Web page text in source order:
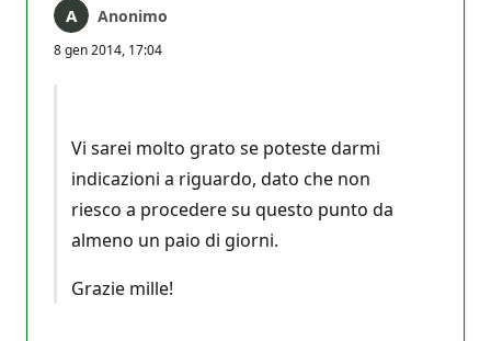
Anonimo
8 gen 2014, 17:04
Vi sarei molto grato se poteste darmi
indicazioni a riguardo, dato che non
riesco a procedere su questo punto da
almeno un paio di giorni.
Grazie mille!